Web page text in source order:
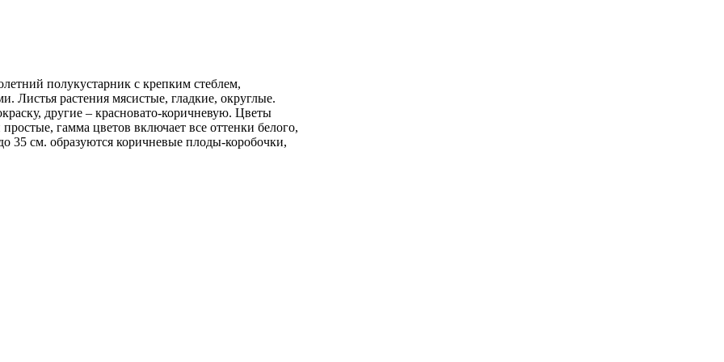
полукустарник с крепким стеблем,
Листья растения мясистые, гладкие, округлые.
другие – красновато-коричневую. Цветы
гамма цветов включает все оттенки белого,
35 см. образуются коричневые плоды-коробочки,